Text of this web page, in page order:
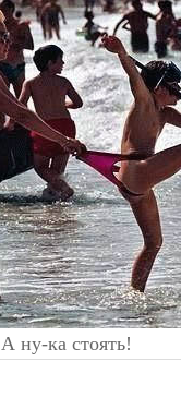
А ну-ка стоять!